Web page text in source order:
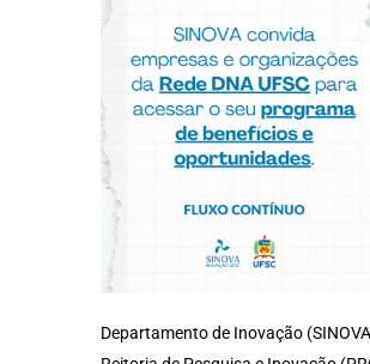
Departamento de Inovação